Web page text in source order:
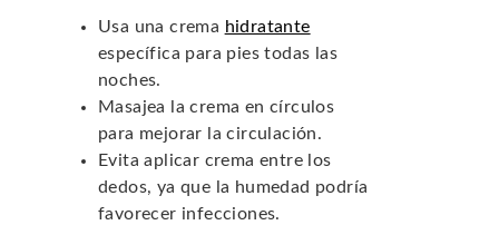
Usa una crema hidratante
específica para pies todas las
noches.
Masajea la crema en círculos
para mejorar la circulación.
Evita aplicar crema entre los
dedos, ya que la humedad podría
favorecer infecciones.